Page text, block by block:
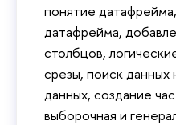
понятие
датафрейма,
столбцов,
срезы, поиск данных
данных, создание
выборочная и